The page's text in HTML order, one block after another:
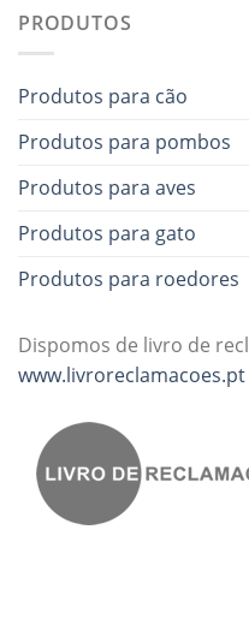
PRODUTOS
Produtos para cão
Produtos para pombos
Produtos para aves
Produtos para gato
Produtos para roedores
Dispomos de livro de
www.livroreclamacoes.pt